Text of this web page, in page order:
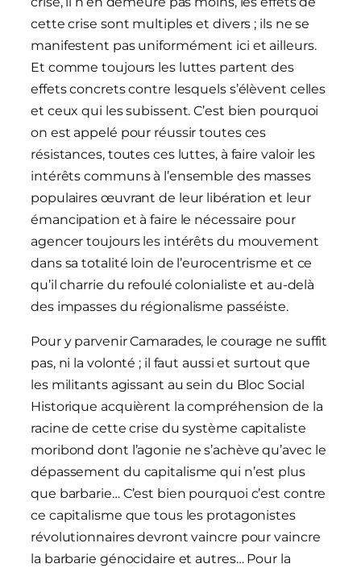
cette crise sont multiples et divers ; ils ne se
manifestent pas uniformément ici et ailleurs.
Et comme toujours les luttes partent des
effets concrets contre lesquels s’élèvent celles
et ceux qui les subissent. C’est bien pourquoi
on est appelé pour réussir toutes ces
résistances, toutes ces luttes, à faire valoir les
intérêts communs à l’ensemble des masses
populaires œuvrant de leur libération et leur
émancipation et à faire le nécessaire pour
agencer toujours les intérêts du mouvement
dans sa totalité loin de l’eurocentrisme et ce
qu’il charrie du refoulé colonialiste et au-delà
des impasses du régionalisme passéiste.
Pour y parvenir Camarades, le courage ne suffit
pas, ni la volonté ; il faut aussi et surtout que
les militants agissant au sein du Bloc Social
Historique acquièrent la compréhension de la
racine de cette crise du système capitaliste
moribond dont l’agonie ne s’achève qu’avec le
dépassement du capitalisme qui n’est plus
que barbarie… C’est bien pourquoi c’est contre
ce capitalisme que tous les protagonistes
révolutionnaires devront vaincre pour vaincre
la barbarie génocidaire et autres… Pour la